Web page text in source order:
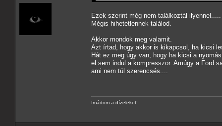
Ezek szerint még nem találkoztál
Mégis hihetetlennek találod.
Akkor mondok meg valamit.
Azt írtad, hogy akkor is kikapcsol, ha kicsi
Hát ez meg úgy van, hogy ha kicsi a
el sem indul a kompresszor. Amúgy a Ford
ami nem túl szerencsés....
Imádom a dízeleket!